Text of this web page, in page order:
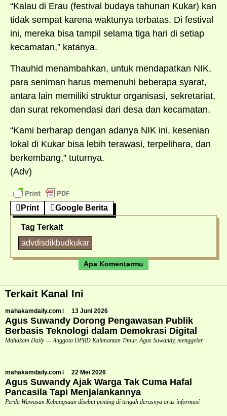
“Kalau di Erau (festival budaya tahunan Kukar) kan
tidak sempat karena waktunya terbatas. Di festival
ini, mereka bisa tampil selama tiga hari di setiap
kecamatan,” katanya.
Thauhid menambahkan, untuk mendapatkan NIK,
para seniman harus memenuhi beberapa syarat,
antara lain memiliki struktur organisasi, sekretariat,
dan surat rekomendasi dari desa dan kecamatan.
“Kami berharap dengan adanya NIK ini, kesenian
lokal di Kukar bisa lebih terawasi, terpelihara, dan
berkembang,” tuturnya.
(Adv)
Print Google Berita
Tag Terkait
advdisdikbudkukar
Apa Komentarmu
Terkait Kanal Ini
mahakamdaily.com 13 Juni 2026
Agus Suwandy Dorong Pengawasan Publik
Berbasis Teknologi dalam Demokrasi Digital
Mahakam Daily — Anggota DPRD Kalimantan Timur, Agus Suwandy, menggelar
mahakamdaily.com 22 Mei 2026
Agus Suwandy Ajak Warga Tak Cuma Hafal
Pancasila Tapi Menjalankannya
Perda Wawasan Kebangsaan disebut penting di tengah derasnya arus informasi